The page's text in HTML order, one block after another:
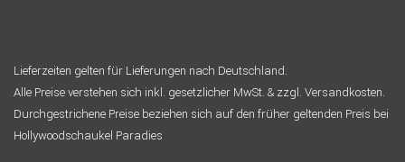
Lieferzeiten gelten für Lieferungen nach Deutschland.
Alle Preise verstehen sich inkl. gesetzlicher MwSt. & zzgl. Versandkosten.
Durchgestrichene Preise beziehen sich auf den früher geltenden Preis bei
Hollywoodschaukel Paradies